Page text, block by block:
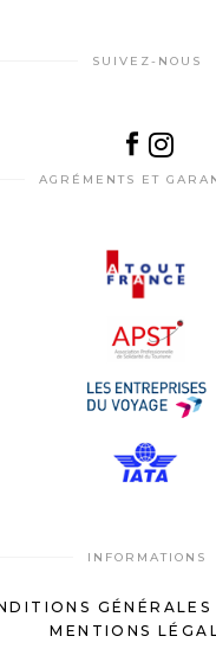
SUIVEZ-NOUS
AGRÉMENTS ET
INFORMATIONS
GÉNÉRALES
MENTIONS